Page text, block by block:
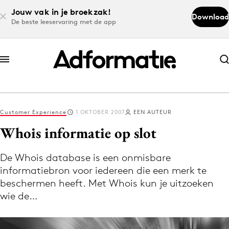
Jouw vak in je broekzak!
De beste leeservaring met de app
Download
Abonneer nu
Abonneer nu
Log in
Download de app
Volg het laatste nieuws via de Adformatie
Nieuws app
Customer Experience 1 OKTOBER 2007 EEN AUTEUR
Whois informatie op slot
De Whois database is een onmisbare
informatiebron voor iedereen die een merk te
beschermen heeft. Met Whois kun je uitzoeken
wie de…